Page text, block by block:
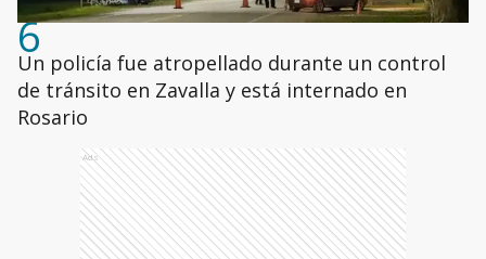
6
Un policía fue atropellado durante un control
de tránsito en Zavalla y está internado en
Rosario
Ads